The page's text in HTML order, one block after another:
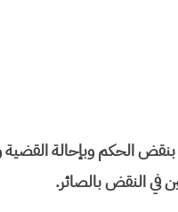
الحكم وبإحالة
في النقض بالصائر.